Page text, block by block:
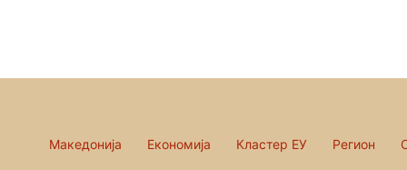
Македонија Економија Кластер ЕУ Регион